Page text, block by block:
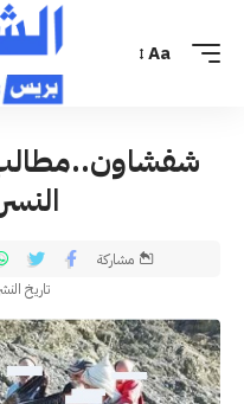
Aa
شفشاون..مطالب
تاريخ النشر : 18/
مشاركة